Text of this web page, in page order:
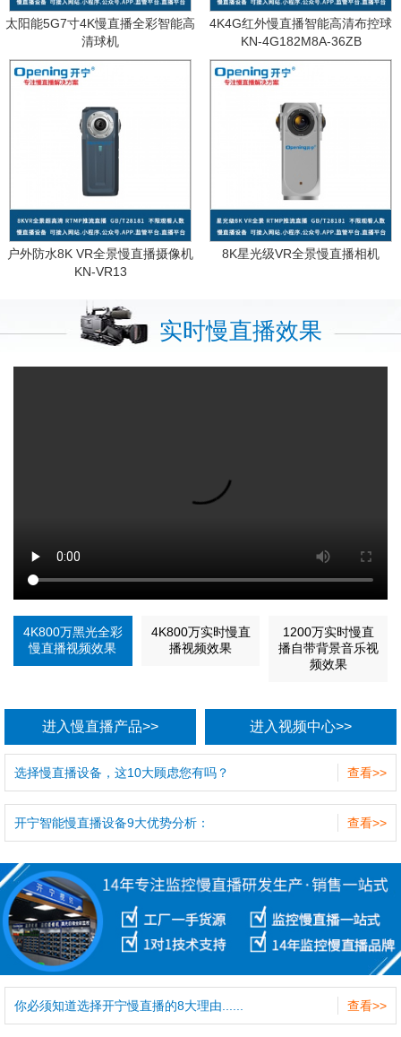
太阳能5G7寸4K慢直播全彩智能高
清球机
4K4G红外慢直播智能高清布控球
KN-4G182M8A-36ZB
户外防水8K VR全景慢直播摄像机
KN-VR13
8K星光级VR全景慢直播相机
实时慢直播效果
4K800万黑光全彩
慢直播视频效果
4K800万实时慢直
播视频效果
1200万实时慢直
播自带背景音乐视
频效果
进入慢直播产品>> 进入视频中心>>
查看>>
选择慢直播设备，这10大顾虑您有吗？
查看>>
开宁智能慢直播设备9大优势分析：
查看>>
你必须知道选择开宁慢直播的8大理由......